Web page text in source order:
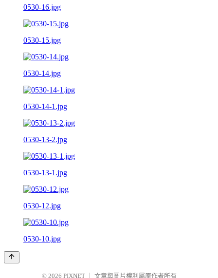
0530-16.jpg
0530-15.jpg
0530-14.jpg
0530-14-1.jpg
0530-13-2.jpg
0530-13-1.jpg
0530-12.jpg
0530-10.jpg
© 2026 PIXNET 文章與圖片權利屬原作者所有